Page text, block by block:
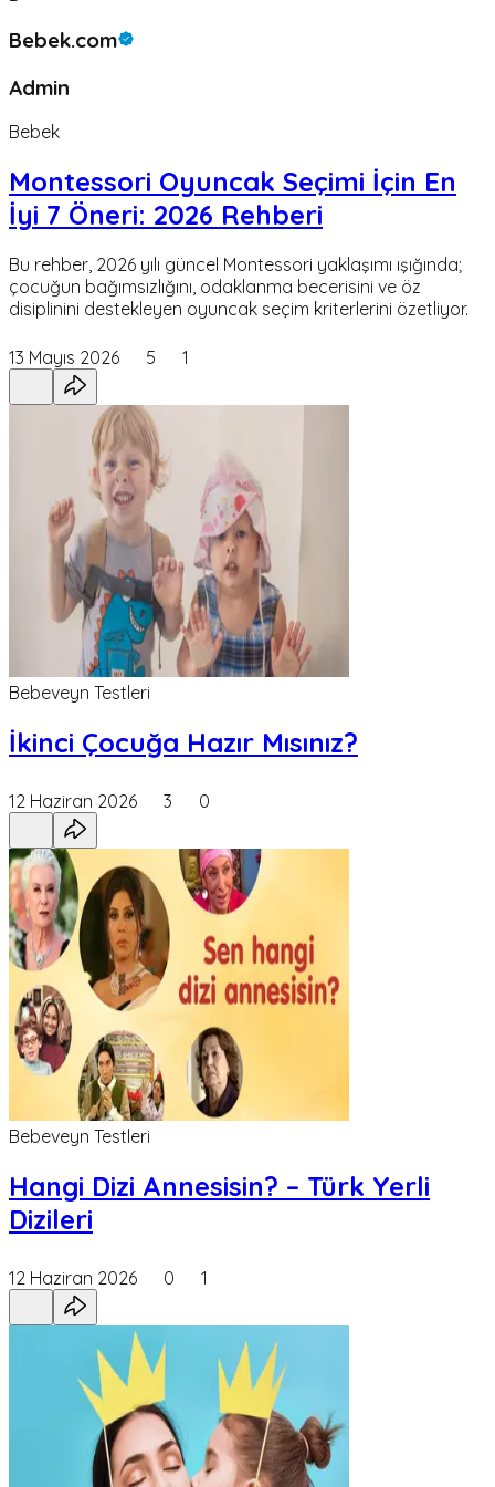
Bebek.com
Admin
Bebek
Montessori Oyuncak Seçimi İçin En
İyi 7 Öneri: 2026 Rehberi
Bu rehber, 2026 yılı güncel Montessori yaklaşımı ışığında;
çocuğun bağımsızlığını, odaklanma becerisini ve öz
disiplinini destekleyen oyuncak seçim kriterlerini özetliyor.
13 Mayıs 2026 5 1
Bebeveyn Testleri
İkinci Çocuğa Hazır Mısınız?
12 Haziran 2026 3 0
Bebeveyn Testleri
Hangi Dizi Annesisin? – Türk Yerli
Dizileri
12 Haziran 2026 0 1